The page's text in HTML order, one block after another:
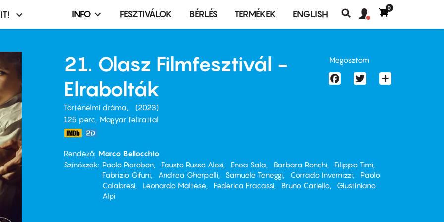
Infó,
terembérlés
menü
INFO FESZTIVÁLOK BÉRLÉS TERMÉKEK ENGLISH
Keresés
fiók
Felhasználói
0
21. Olasz Filmfesztivál -
Elrabolták
Történelmi dráma
2023
125 perc,
Magyar felirattal
Rendező Marco Bellocchio
Színészek
Paolo Pierobon Fausto Russo Alesi Enea Sala Barbara Ronchi
Filippo Timi
Fabrizio Gifuni
Andrea Gherpelli Samuele Teneggi Corrado Invernizzi
Paolo
Calabresi
Leonardo Maltese Federica Fracassi Bruno Cariello
Giustiniano
Alpi
Megosztom
FacebookTwitter